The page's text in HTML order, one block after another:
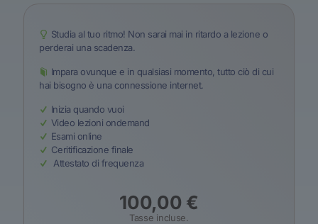
Studia al tuo ritmo! Non sarai mai in ritardo a lezione o
perderai una scadenza.
Impara ovunque e in qualsiasi momento, tutto ciò di cui
hai bisogno è una connessione internet.
Inizia quando vuoi
Video lezioni ondemand
Esami online
Ceritificazione finale
Attestato di frequenza
100,00 €
Tasse incluse.